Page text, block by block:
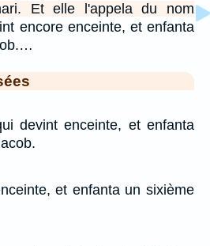
Et elle l'appela du nom
encore enceinte, et enfanta
devint enceinte, et enfanta
et enfanta un sixième